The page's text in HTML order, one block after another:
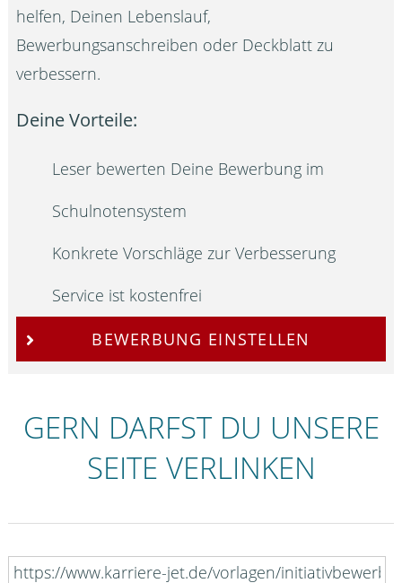
helfen, Deinen Lebenslauf,
Bewerbungsanschreiben oder Deckblatt zu
verbessern.
Deine Vorteile:
Leser bewerten Deine Bewerbung im
Schulnotensystem
Konkrete Vorschläge zur Verbesserung
Service ist kostenfrei
BEWERBUNG EINSTELLEN
GERN DARFST DU UNSERE
SEITE VERLINKEN